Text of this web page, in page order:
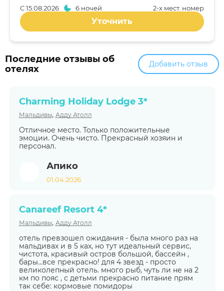
2-x мест. номер
С15.08.2026 6 ночей
Уточнить
Последние отзывы об
отелях
Добавить отзыв
Charming Holiday Lodge 3*
Мальдивы, Адду Атолл
Отличное место. Только положительные
эмоции. Очень чисто. Прекрасный хозяин и
персонал.
Апико
01.04.2026
Canareef Resort 4*
Мальдивы, Адду Атолл
отель превзошел ожидания - была много раз на
мальдивах и в 5 ках, но тут идеальный сервис,
чистота, красивый остров большой, бассейн ,
бары...все прекрасно! для 4 звезд - просто
великолепный отель. много рыб, чуть ли не на 2
км по пояс , с детьми прекрасно питание прям
так себе: кормовые помидоры